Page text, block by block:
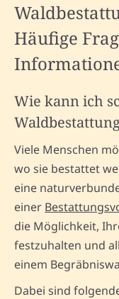
Häufige
Wie kann ich
Viele Menschen
wo sie bestattet
eine
einer
die Möglichkeit,
festzuhalten und
einem
Dabei sind